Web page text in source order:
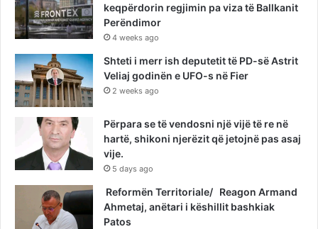
keqpërdorin regjimin pa viza të Ballkanit
Perëndimor
4 weeks ago
Shteti i merr ish deputetit të PD-së Astrit
Veliaj godinën e UFO-s në Fier
2 weeks ago
Përpara se të vendosni një vijë të re në
hartë, shikoni njerëzit që jetojnë pas asaj
vije.
5 days ago
Reformën Territoriale/ Reagon Armand
Ahmetaj, anëtari i këshillit bashkiak
Patos